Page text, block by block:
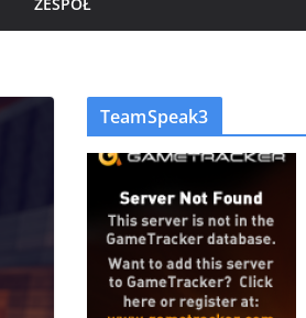
TeamSpeak3